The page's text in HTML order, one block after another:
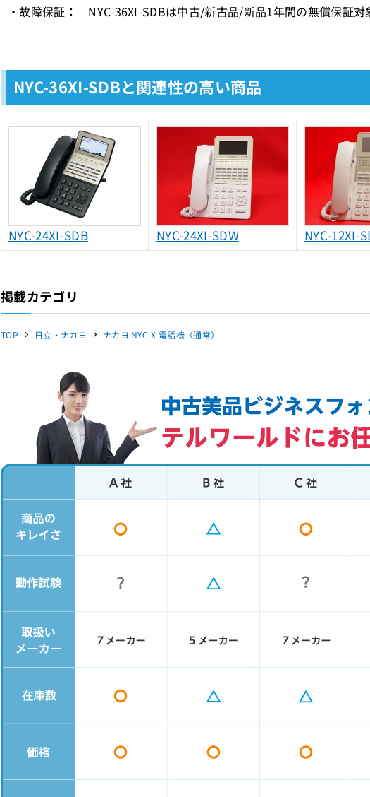
・故障保証： NYC-36XI-SDBは中古/新古品/新品1年間の無償保証対
NYC-36XI-SDBと関連性の高い商品
NYC-24XI-SDB NYC-24XI-SDW NYC-12XI-
掲載カテゴリ
TOP 日立・ナカヨ ナカヨ NYC-X 電話機（通常）